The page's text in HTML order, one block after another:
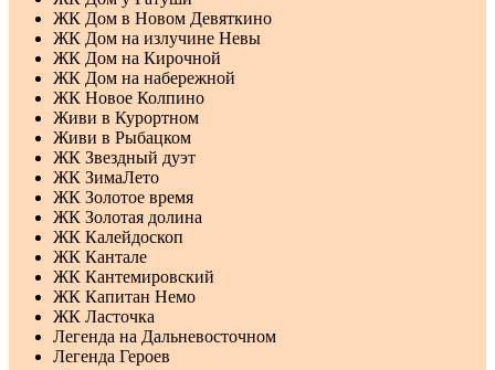
ЖК Дом в Новом Девяткино
ЖК Дом на излучине Невы
ЖК Дом на Кирочной
ЖК Дом на набережной
ЖК Новое Колпино
Живи в Курортном
Живи в Рыбацком
ЖК Звездный дуэт
ЖК ЗимаЛето
ЖК Золотое время
ЖК Золотая долина
ЖК Калейдоскоп
ЖК Кантале
ЖК Кантемировский
ЖК Капитан Немо
ЖК Ласточка
Легенда на Дальневосточном
Легенда Героев